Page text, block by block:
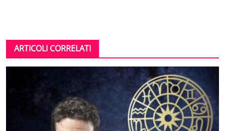
ARTICOLI CORRELATI